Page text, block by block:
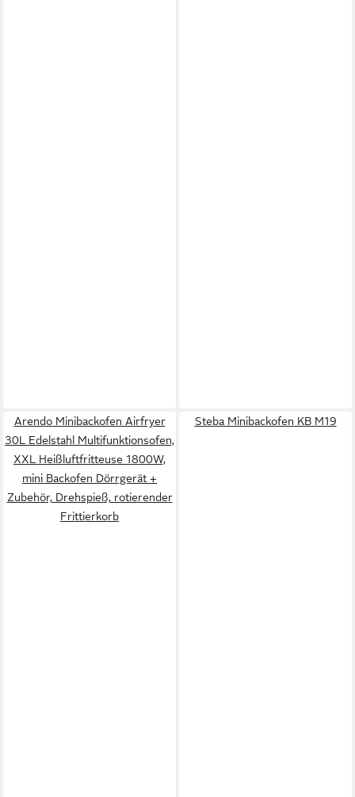
Arendo Minibackofen Airfryer
30L Edelstahl Multifunktionsofen,
XXL Heißluftfritteuse 1800W,
mini Backofen Dörrgerät +
Zubehör, Drehspieß, rotierender
Frittierkorb
Steba Minibackofen KB M19